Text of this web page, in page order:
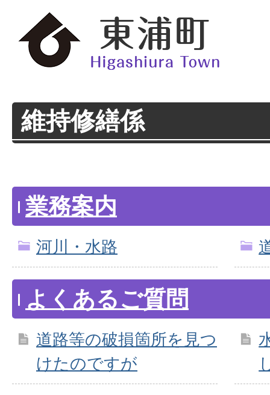
維持修繕係
業務案内
河川・水路
よくあるご質問
道路等の破損箇所を見つ
けたのですが